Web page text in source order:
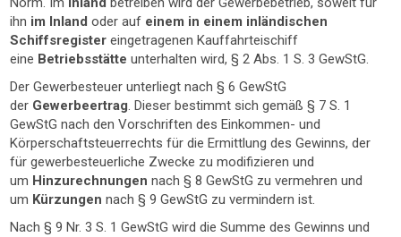
ihn im Inland oder auf einem in einem inländischen
Schiffsregister eingetragenen Kauffahrteischiff
eine Betriebsstätteunterhalten wird, § 2 Abs. 1 S. 3 GewStG.
Der Gewerbesteuer unterliegt nach § 6 GewStG
der Gewerbeertrag. Dieser bestimmt sich gemäß § 7 S. 1
GewStG nach den Vorschriften des Einkommen- und
Körperschaftsteuerrechts für die Ermittlung des Gewinns, der
für gewerbesteuerliche Zwecke zu modifizieren und
um Hinzurechnungennach § 8 GewStG zu vermehren und
um Kürzungennach § 9 GewStG zu vermindern ist.
Nach § 9 Nr. 3 S. 1 GewStG wird die Summe des Gewinns und